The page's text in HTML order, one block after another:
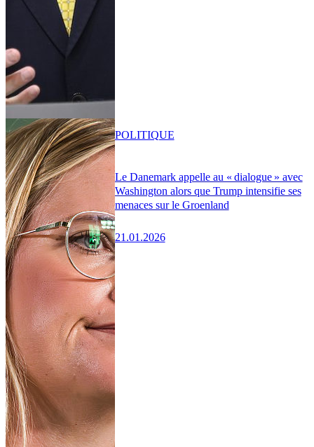
Le Danemark appelle au « dialogue » avec
Washington alors que Trump intensifie ses
menaces sur le Groenland
21.01.2026
POLITIQUE